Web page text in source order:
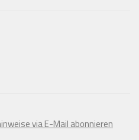
via E-Mail abonnieren